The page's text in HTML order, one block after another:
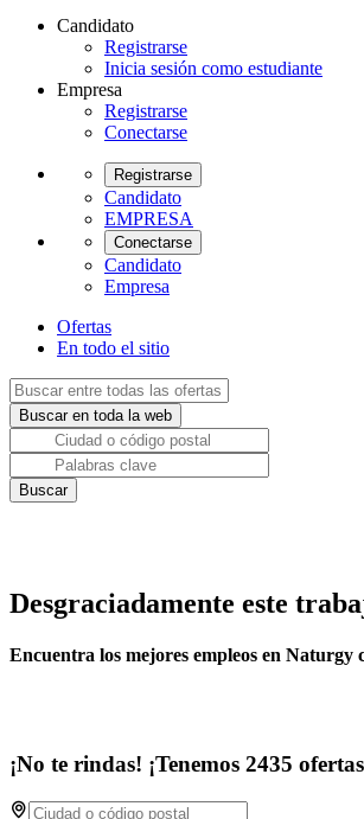
Candidato
Registrarse
Inicia sesión como estudiante
Empresa
Registrarse
Conectarse
Registrarse
Candidato
EMPRESA
Conectarse
Candidato
Empresa
Ofertas
En todo el sitio
Desgraciadamente este
Encuentra los mejores empleos en Naturgy
¡No te rindas! ¡Tenemos 2435